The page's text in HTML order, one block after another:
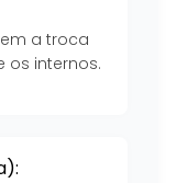
a troca
os internos.